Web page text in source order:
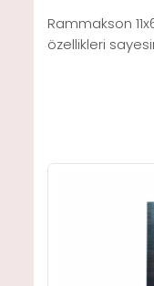
Rammakson
özellikleri